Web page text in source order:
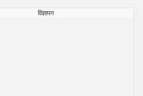
विज्ञापन